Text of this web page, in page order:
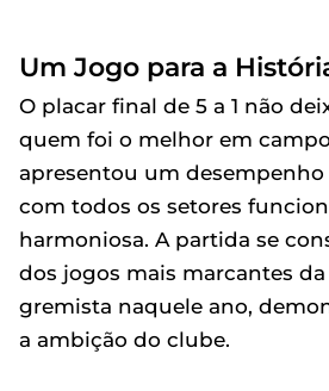
Um Jogo para a
O placar final de 5 a 1 não
quem foi o melhor em
apresentou um
com todos os setores
harmoniosa. A partida se
dos jogos mais marcantes
gremista naquele ano,
a ambição do clube.